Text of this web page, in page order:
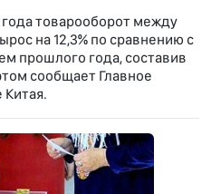
товарооборот между
на 12,3% по сравнению с
прошлого года, составив
сообщает Главное